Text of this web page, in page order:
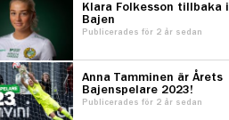
Klara Folkesson tillbaka i
Bajen
Publicerades för 2 år sedan
Anna Tamminen är Årets
Bajenspelare 2023!
Publicerades för 2 år sedan